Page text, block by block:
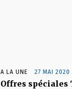
A LA UNE 27 MAI 2020
Offres spéciales